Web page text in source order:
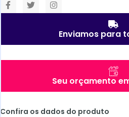
Enviamos para
Seu orçamento
Confira os dados do produto